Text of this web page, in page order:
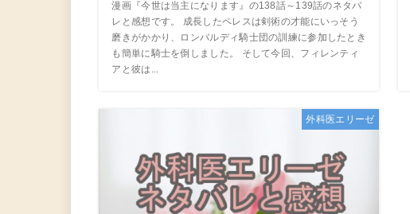
漫画『今世は当主になります』の138話～139話のネタバ
レと感想です。 成長したペレスは剣術の才能にいっそう
磨きがかかり、ロンバルディ騎士団の訓練に参加したとき
も簡単に騎士を倒しました。 そして今回、フィレンティ
アと彼は...
外科医エリーゼ